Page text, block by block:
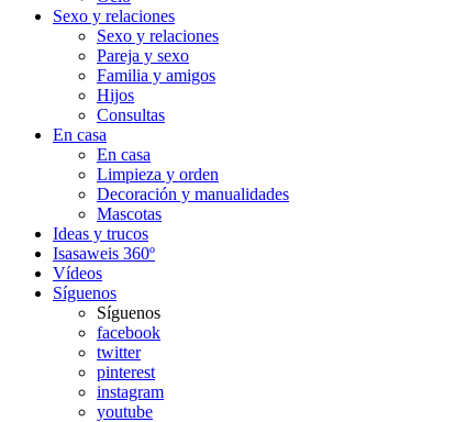
Sexo y relaciones
Sexo y relaciones
Pareja y sexo
Familia y amigos
Hijos
Consultas
En casa
En casa
Limpieza y orden
Decoración y manualidades
Mascotas
Ideas y trucos
Isasaweis 360º
Vídeos
Síguenos
Síguenos
facebook
twitter
pinterest
instagram
youtube